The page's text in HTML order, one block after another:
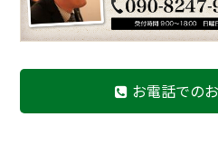
お電話での